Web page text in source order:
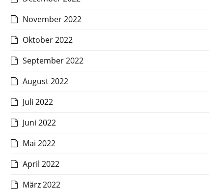
November 2022
Oktober 2022
September 2022
August 2022
Juli 2022
Juni 2022
Mai 2022
April 2022
März 2022